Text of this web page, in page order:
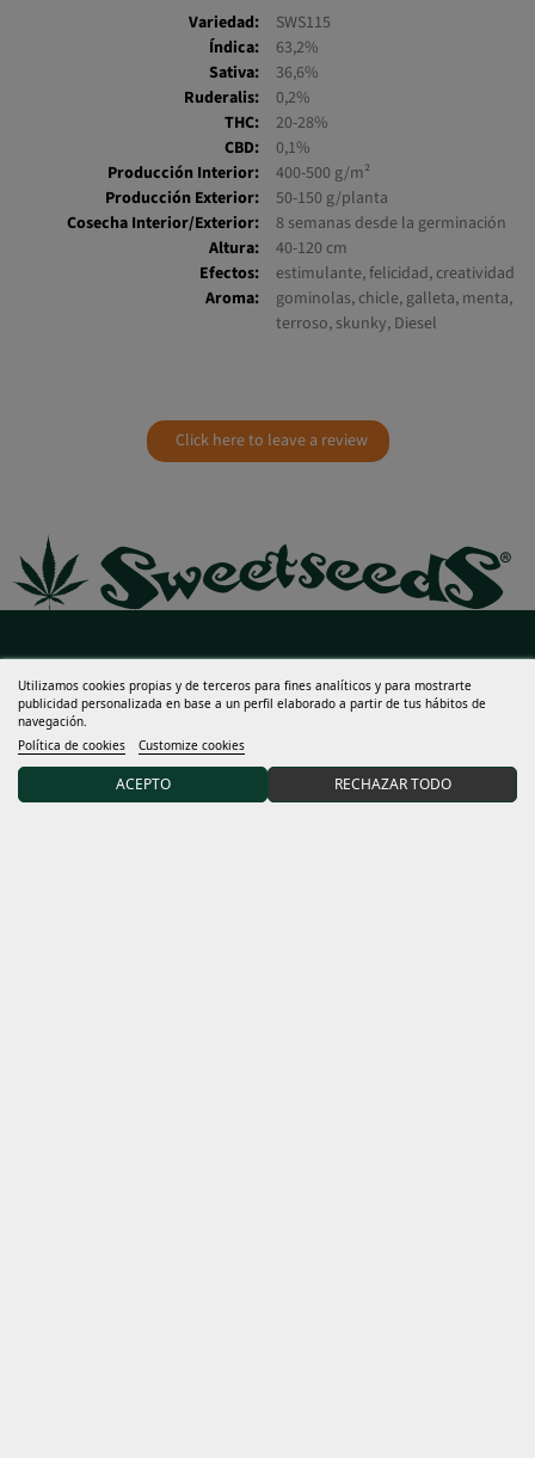
Variedad:
SWS115
Índica:
63,2%
Sativa:
36,6%
Ruderalis:
0,2%
THC:
20-28%
CBD:
0,1%
Producción Interior:
400-500 g/m²
Producción Exterior:
50-150 g/planta
Cosecha Interior/Exterior:
8 semanas desde la germinación
Altura:
40-120 cm
Efectos:
estimulante, felicidad, creatividad
Aroma:
gominolas, chicle, galleta, menta,
terroso, skunky, Diesel
Click here to leave a review
Ayuda
Mucho más
Utilizamos cookies propias y de terceros para fines analíticos y para mostrarte
publicidad personalizada en base a un perfil elaborado a partir de tus hábitos de
navegación.
Política de cookies
Customize cookies
RECHAZAR TODO
ACEPTO